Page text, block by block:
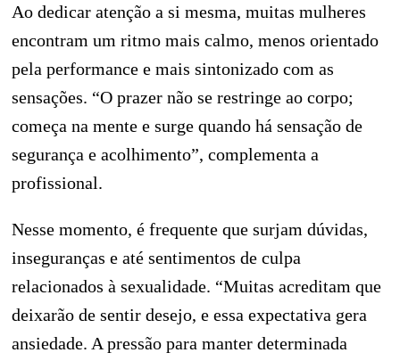
Ao dedicar atenção a si mesma, muitas mulheres
encontram um ritmo mais calmo, menos orientado
pela performance e mais sintonizado com as
sensações. “O prazer não se restringe ao corpo;
começa na mente e surge quando há sensação de
segurança e acolhimento”, complementa a
profissional.
Nesse momento, é frequente que surjam dúvidas,
inseguranças e até sentimentos de culpa
relacionados à sexualidade. “Muitas acreditam que
deixarão de sentir desejo, e essa expectativa gera
ansiedade. A pressão para manter determinada